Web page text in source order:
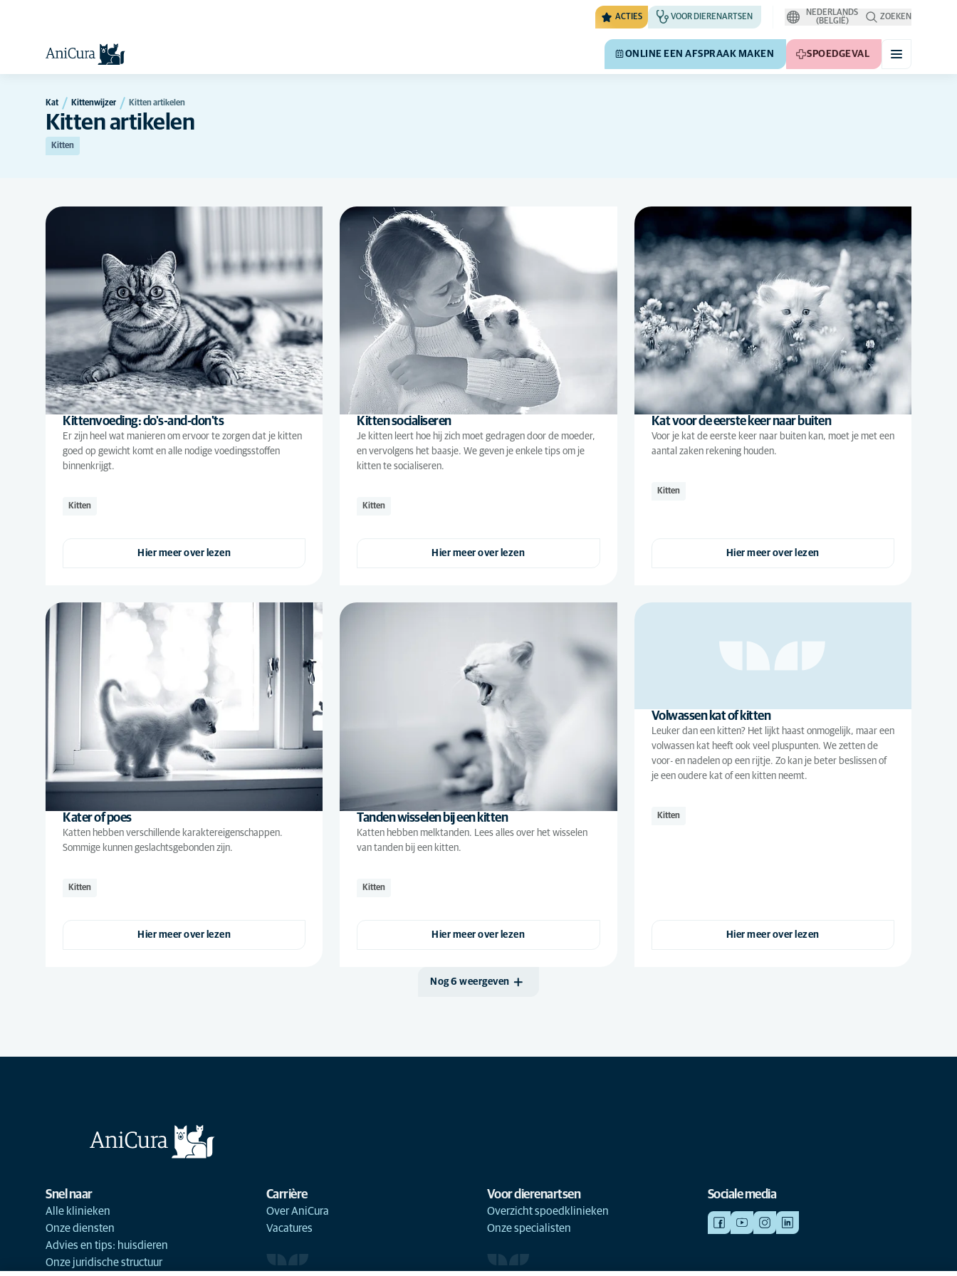
ACTIES VOOR DIERENARTSEN
NEDERLANDS
(BELGIË)
ZOEKEN
ONLINE EEN AFSPRAAK MAKEN SPOEDGEVAL
Kat Kittenwijzer Kitten artikelen
Kitten artikelen
Kitten
Kittenvoeding: do's-and-don'ts
Er zijn heel wat manieren om ervoor te zorgen dat je kitten
goed op gewicht komt en alle nodige voedingsstoffen
binnenkrijgt.
Kitten
Hier meer over lezen
Kitten socialiseren
Je kitten leert hoe hij zich moet gedragen door de moeder,
en vervolgens het baasje. We geven je enkele tips om je
kitten te socialiseren.
Kitten
Hier meer over lezen
Kat voor de eerste keer naar buiten
Voor je kat de eerste keer naar buiten kan, moet je met een
aantal zaken rekening houden.
Kitten
Hier meer over lezen
Kater of poes
Katten hebben verschillende karaktereigenschappen.
Sommige kunnen geslachtsgebonden zijn.
Kitten
Hier meer over lezen
Tanden wisselen bij een kitten
Katten hebben melktanden. Lees alles over het wisselen
van tanden bij een kitten.
Kitten
Hier meer over lezen
Volwassen kat of kitten
Leuker dan een kitten? Het lijkt haast onmogelijk, maar een
volwassen kat heeft ook veel pluspunten. We zetten de
voor- en nadelen op een rijtje. Zo kan je beter beslissen of
je een oudere kat of een kitten neemt.
Kitten
Hier meer over lezen
Nog 6 weergeven
Snel naar
Alle klinieken
Onze diensten
Advies en tips: huisdieren
Onze juridische structuur
Carrière
Over AniCura
Vacatures
Voor dierenartsen
Overzicht spoedklinieken
Onze specialisten
Sociale media